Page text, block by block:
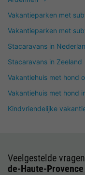
Vakantieparken met
Vakantieparken met
Stacaravans in
Stacaravans in Zeeland
Vakantiehuis met hond
Vakantiehuis met hond
Kindvriendelijke
Veelgestelde
de-Haute-Provence